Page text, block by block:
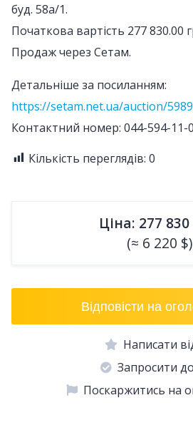
буд. 58а/1.
Початкова вартість 277 830.00
Продаж через Сетам.
Детальніше за посиланням:
https://setam.net.ua/auction/
Контактний номер: 044-594-11-
Кількість переглядів: 0
Ціна: 277
(≈ 6 220 $)
Відповісти на
Написати
Запросити
Поскаржитись на